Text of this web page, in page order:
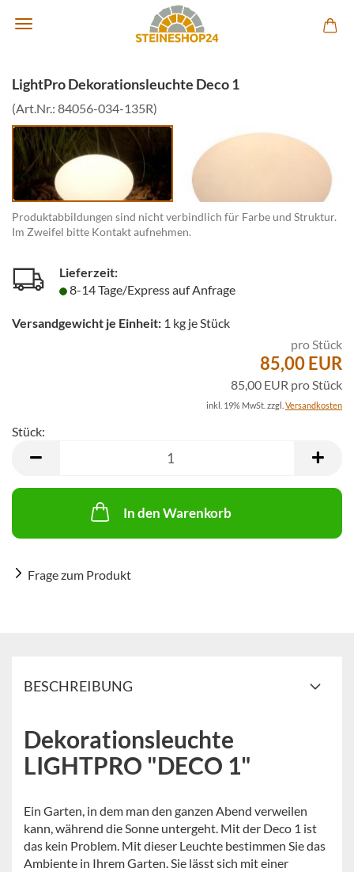
LightPro Dekorationsleuchte Deco 1
(Art.Nr.: 84056-034-135R)
Produktabbildungen sind nicht verbindlich für Farbe und Struktur.
Im Zweifel bitte Kontakt aufnehmen.
Lieferzeit:
8-14 Tage/Express auf Anfrage
Versandgewicht je Einheit: 1 kg je Stück
pro Stück
85,00 EUR
85,00 EUR pro Stück
inkl. 19% MwSt. zzgl. Versandkosten
Stück:
In den Warenkorb
Frage zum Produkt
BESCHREIBUNG
Dekorationsleuchte
LIGHTPRO "DECO 1"
Ein Garten, in dem man den ganzen Abend verweilen
kann, während die Sonne untergeht. Mit der Deco 1 ist
das kein Problem. Mit dieser Leuchte bestimmen Sie das
Ambiente in Ihrem Garten. Sie lässt sich mit einer